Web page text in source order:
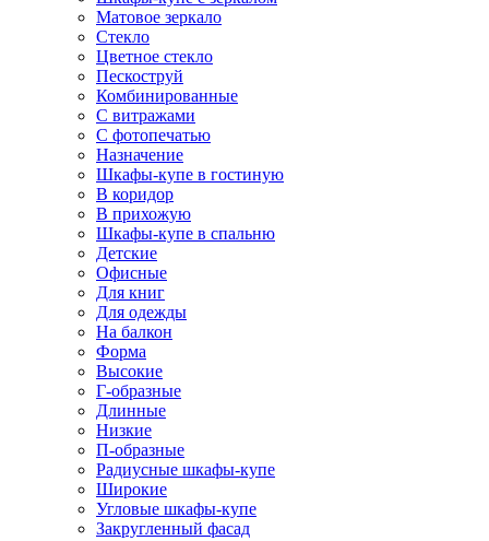
Матовое зеркало
Стекло
Цветное стекло
Пескоструй
Комбинированные
С витражами
С фотопечатью
Назначение
Шкафы-купе в гостиную
В коридор
В прихожую
Шкафы-купе в спальню
Детские
Офисные
Для книг
Для одежды
На балкон
Форма
Высокие
Г-образные
Длинные
Низкие
П-образные
Радиусные шкафы-купе
Широкие
Угловые шкафы-купе
Закругленный фасад